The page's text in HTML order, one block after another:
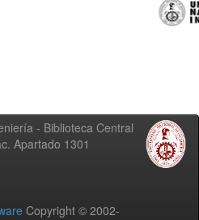
- Biblioteca Central
Apartado 1301
Copyright © 2002-